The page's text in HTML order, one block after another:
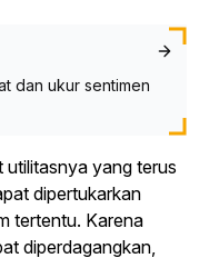
dan ukur sentimen
utilitasnya yang terus
dipertukarkan
tertentu. Karena
diperdagangkan,